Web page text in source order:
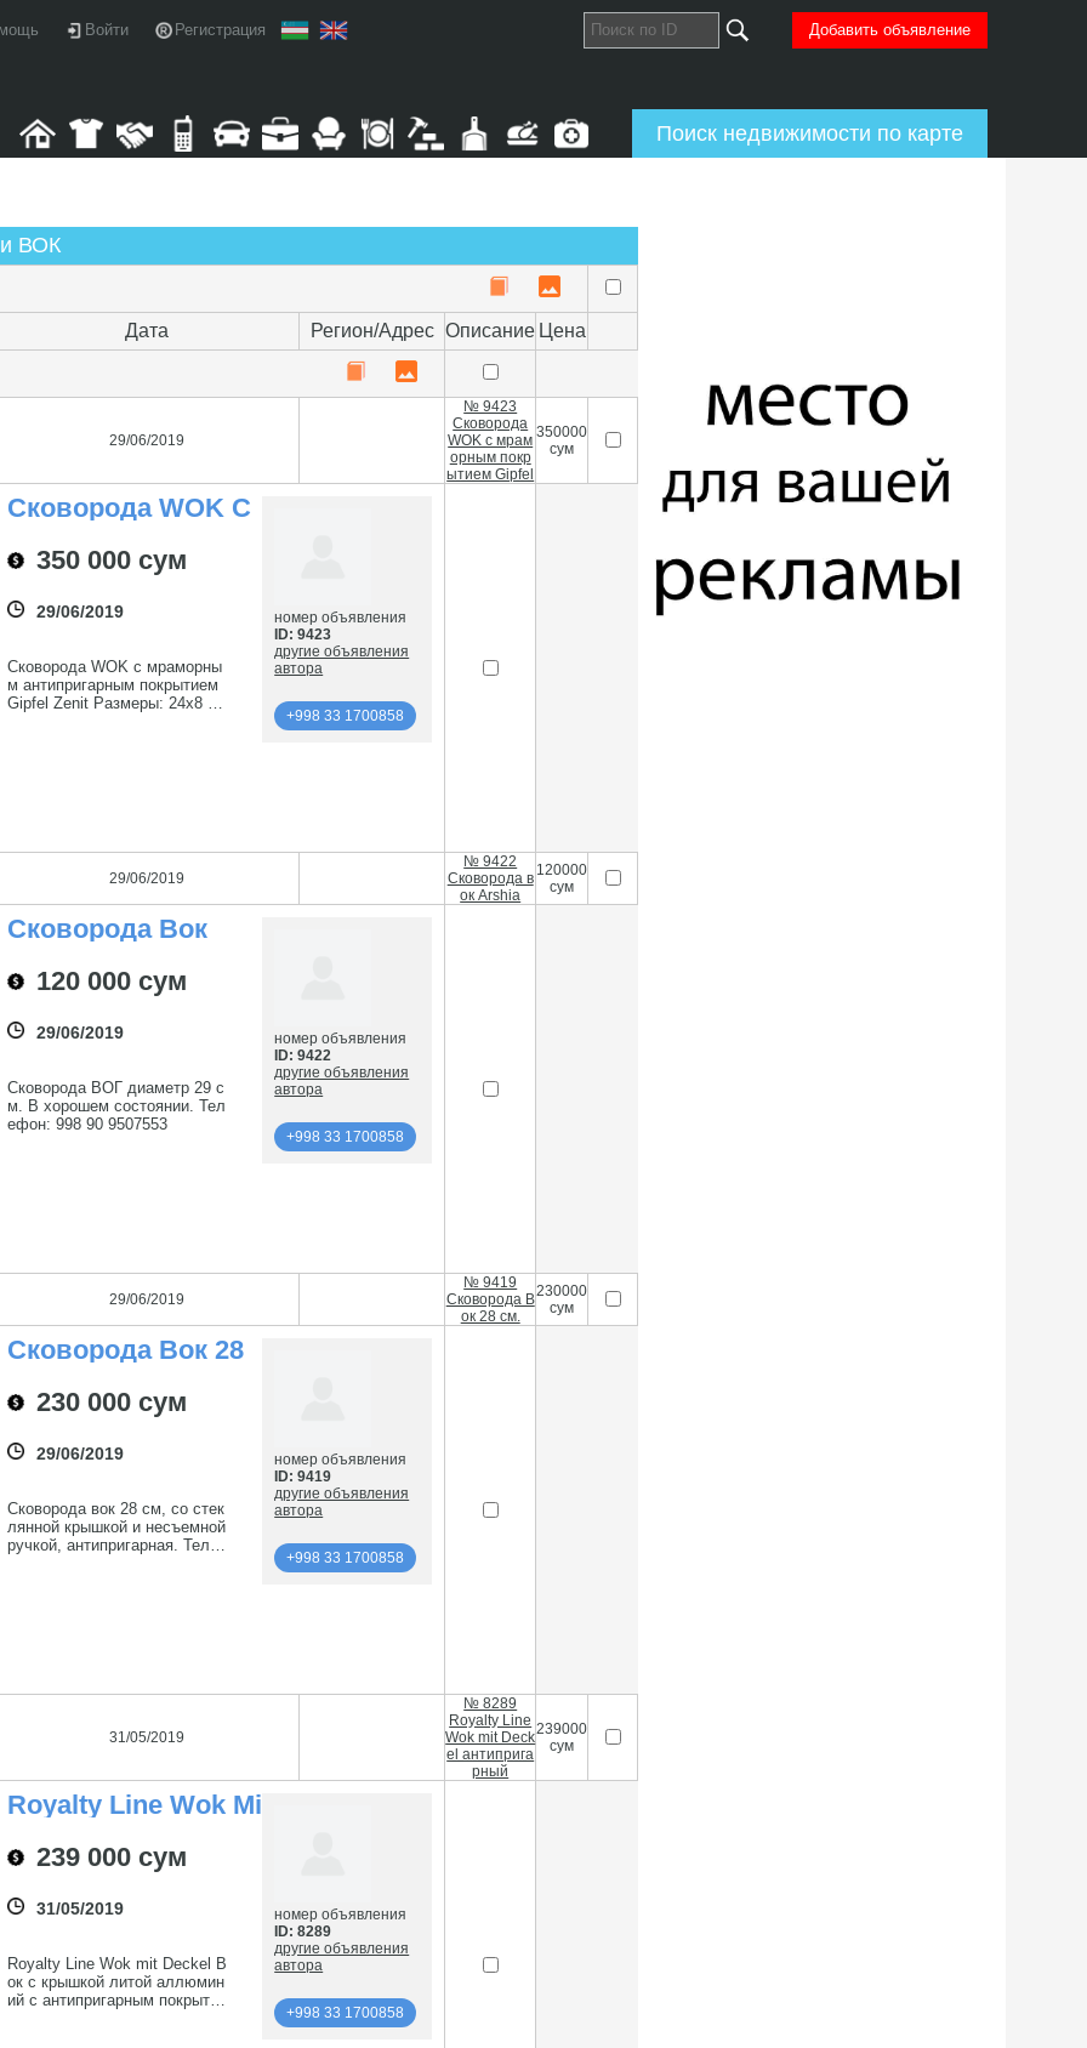
Войти Регистрация Добавить объявление
Поиск недвижимости по карте
ВОК
Дата Регион/Адрес Описание Цена
29/06/2019
№ 9423
Сковорода
WOK с мрам
орным покр
ытием Gipfel
350000
сум
Сковорода WOK С
Покрытием Gipfel
350 000 сум
29/06/2019
Сковорода WOK с мраморны
м антипригарным покрытием
Gipfel Zenit Размеры: 24x8 см
номер объявления
ID: 9423
другие объявления
автора
+998 33 1700858
29/06/2019
№ 9422
Сковорода в
ок Arshia
120000
сум
Сковорода Вок
120 000 сум
29/06/2019
Сковорода ВОГ диаметр 29 с
м. В хорошем состоянии. Тел
ефон: 998 90 9507553
номер объявления
ID: 9422
другие объявления
автора
+998 33 1700858
29/06/2019
№ 9419
Сковорода В
ок 28 см.
230000
сум
Сковорода Вок 28
230 000 сум
29/06/2019
Сковорода вок 28 см, со стек
лянной крышкой и несъемной
ручкой, антипригарная. Теле
номер объявления
ID: 9419
другие объявления
автора
+998 33 1700858
31/05/2019
№ 8289
Royalty Line
Wok mit Deck
el антиприга
рный
239000
сум
Royalty Line Wok Mit
Антипригарный
239 000 сум
31/05/2019
Royalty Line Wok mit Deckel В
ок с крышкой литой аллюмин
ий с антипригарным покрытие
номер объявления
ID: 8289
другие объявления
автора
+998 33 1700858